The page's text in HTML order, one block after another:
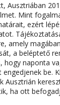
Ausztriában
Mint
ezért
amely
a beléptető
hogy naponta
be.
Ausztrián
ha ott